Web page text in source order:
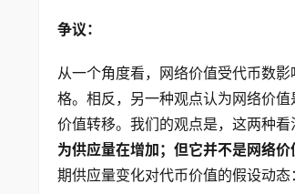
争议：
从一个角度看，网络价值受代币数
格。相反，另一种观点认为网络价
价值转移。我们的观点是，这两种看
为供应量在增加；但它并不是网络价
期供应量变化对代币价值的假设动态：